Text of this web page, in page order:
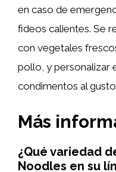
en caso de
fideos calientes. Se
con vegetales
pollo, y personalizar
condimentos al
Más
¿Qué variedad
Noodles en su